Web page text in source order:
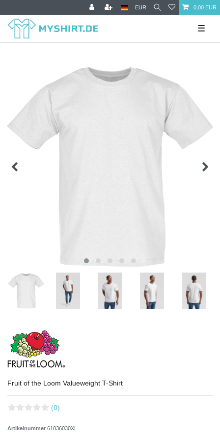
EUR 0,00 EUR
☰
Fruit of the Loom Valueweight T-Shirt
(0)
Artikelnummer 61036030XL